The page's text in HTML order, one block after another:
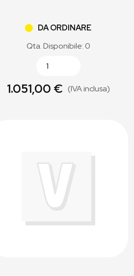
DA ORDINARE
Qta. Disponibile: 0
1.051,00 € (IVA inclusa)